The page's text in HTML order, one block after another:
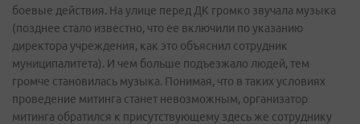
боевые действия. На улице перед ДК громко звучала музыка
(позднее стало известно, что ее включили по указанию
директора учреждения, как это объяснил сотрудник
муниципалитета). И чем больше подъезжало людей, тем
громче становилась музыка. Понимая, что в таких условиях
проведение митинга станет невозможным, организатор
митинга обратился к присутствующему здесь же сотруднику